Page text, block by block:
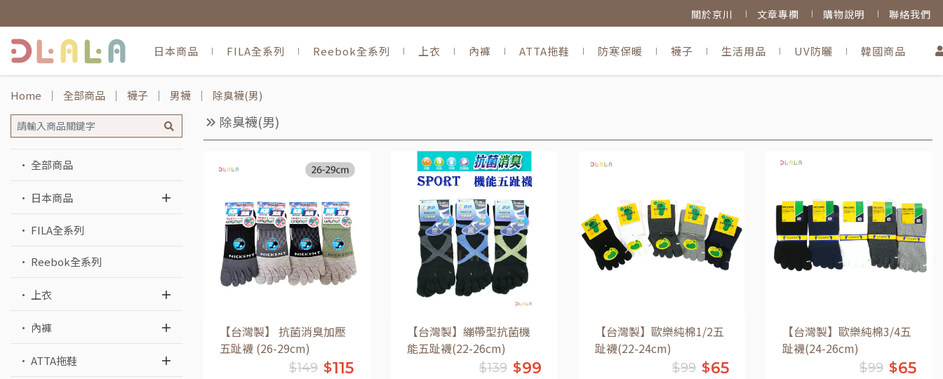
關於京川 文章專欄 購物說明 聯絡我們
日本商品 FILA全系列 Reebok全系列 上衣 內褲 ATTA拖鞋 防寒保暖 襪子 生活用品 UV防曬 韓國商品
Home 全部商品 襪子 男襪 除臭襪(男)
• 全部商品
• 日本商品
• FILA全系列
• Reebok全系列
• 上衣
• 內褲
• ATTA拖鞋
除臭襪(男)
【台灣製】 抗菌消臭加壓
五趾襪 (26-29cm)
$149 $115
【台灣製】繃帶型抗菌機
能五趾襪(22-26cm)
$139 $99
【台灣製】歐樂純棉1/2五
趾襪(22-24cm)
$99 $65
【台灣製】歐樂純棉3/4五
趾襪(24-26cm)
$99 $65